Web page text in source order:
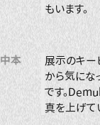
もいます。
中本
展示のキー
から気にな
です。
真を上げて